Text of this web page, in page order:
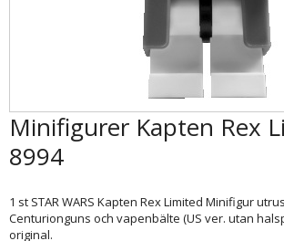
Minifigurer Kapten Rex
8994
1 st STAR WARS Kapten Rex Limited Minifigur
Centurionguns och vapenbälte (US ver. utan
original.